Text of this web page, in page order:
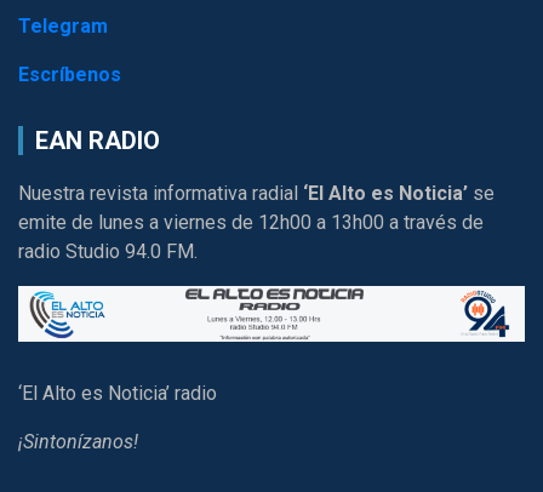
Telegram
Escríbenos
EAN RADIO
Nuestra revista informativa radial ‘El Alto es Noticia’ se
emite de lunes a viernes de 12h00 a 13h00 a través de
radio Studio 94.0 FM.
‘El Alto es Noticia’ radio
¡Sintonízanos!